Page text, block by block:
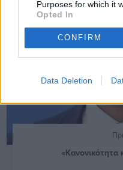
Purposes for which it
Opted In
CONFIRM
Data Deletion
«Κανονικότητα